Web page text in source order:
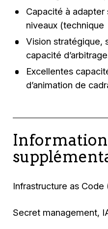
Capacité à
niveaux
Vision stratégique,
capacité
Excellentes
d’animation de
Infrastructure as Code
Secret management,